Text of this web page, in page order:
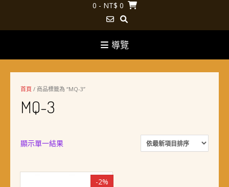
0 - NT$ 0
導覽
首頁 / 商品標籤為 “MQ-3”
MQ-3
顯示單一結果
-2%